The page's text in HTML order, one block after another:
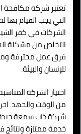
تعتبر شركة مكافحة
التي يجب القيام
الشركات في كفر
التخلص من مشكلة
فرق عمل محترفة
للإنسان والبيئة.
اختيار الشركة
من الوقت والجهد.
شركة ذات سمعة
خدمة ممتازة ونتائج